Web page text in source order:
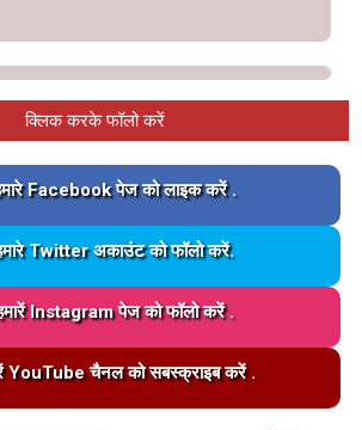
क्लिक करके फॉलो करें
Facebook पेज को लाइक करें .
Twitter अकाउंट को फॉलो करें.
Instagram पेज को फॉलो करें .
YouTube चैनल को सबस्क्राइब करें .